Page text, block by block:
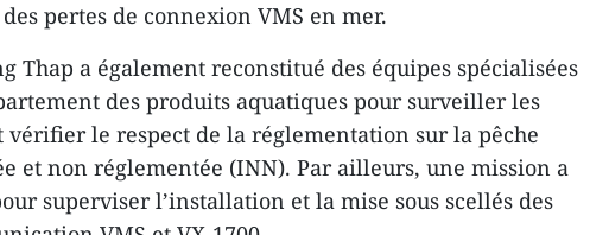
pertes de connexion VMS en mer.
Thap a également reconstitué des équipes spécialisées
des produits aquatiques pour surveiller les
vérifier le respect de la réglementation sur la pêche
et non réglementée (INN). Par ailleurs, une mission a
superviser l’installation et la mise sous scellés des